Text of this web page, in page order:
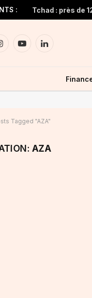
:
YouTubeLinkedIn
Tagged "AZA"
AZA